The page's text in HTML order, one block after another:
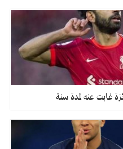
غابت عنه لمدة سنة